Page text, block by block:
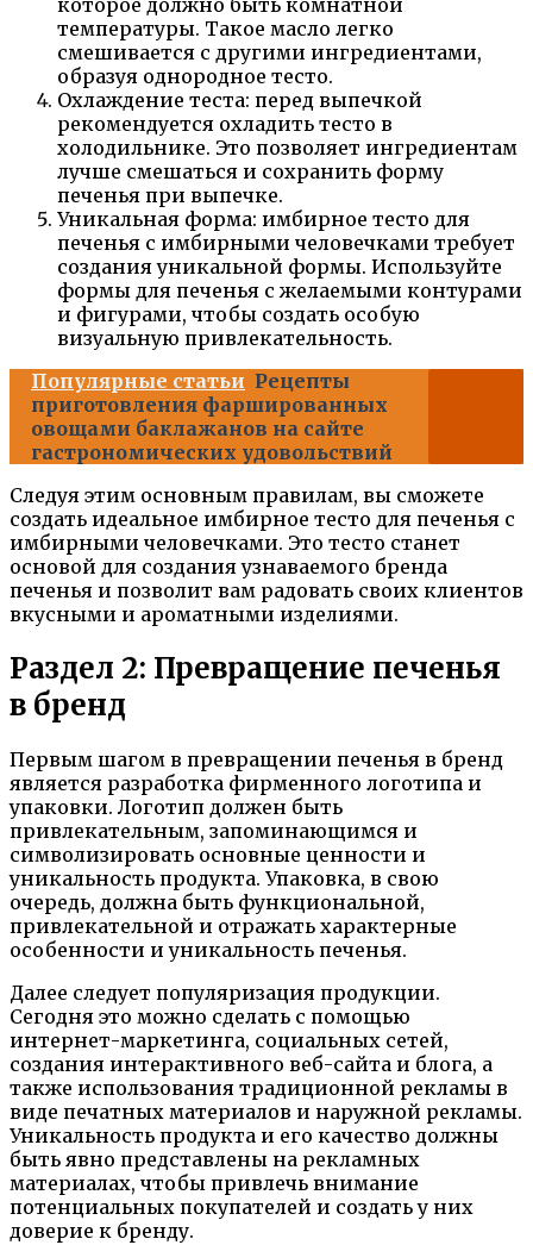
которое должно быть комнатной
температуры. Такое масло легко
смешивается с другими ингредиентами,
образуя однородное тесто.
Охлаждение теста: перед выпечкой
рекомендуется охладить тесто в
холодильнике. Это позволяет ингредиентам
лучше смешаться и сохранить форму
печенья при выпечке.
Уникальная форма: имбирное тесто для
печенья с имбирными человечками требует
создания уникальной формы. Используйте
формы для печенья с желаемыми контурами
и фигурами, чтобы создать особую
визуальную привлекательность.
Популярные статьи Рецепты
приготовления фаршированных
овощами баклажанов на сайте
гастрономических удовольствий
Следуя этим основным правилам, вы сможете
создать идеальное имбирное тесто для печенья с
имбирными человечками. Это тесто станет
основой для создания узнаваемого бренда
печенья и позволит вам радовать своих клиентов
вкусными и ароматными изделиями.
Раздел 2: Превращение печенья
в бренд
Первым шагом в превращении печенья в бренд
является разработка фирменного логотипа и
упаковки. Логотип должен быть
привлекательным, запоминающимся и
символизировать основные ценности и
уникальность продукта. Упаковка, в свою
очередь, должна быть функциональной,
привлекательной и отражать характерные
особенности и уникальность печенья.
Далее следует популяризация продукции.
Сегодня это можно сделать с помощью
интернет-маркетинга, социальных сетей,
создания интерактивного веб-сайта и блога, а
также использования традиционной рекламы в
виде печатных материалов и наружной рекламы.
Уникальность продукта и его качество должны
быть явно представлены на рекламных
материалах, чтобы привлечь внимание
потенциальных покупателей и создать у них
доверие к бренду.